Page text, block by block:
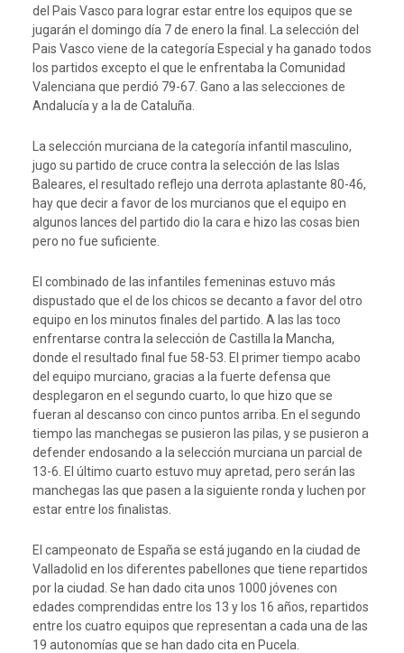
del Pais Vasco para lograr estar entre los equipos que se
jugarán el domingo día 7 de enero la final. La selección del
Pais Vasco viene de la categoría Especial y ha ganado todos
los partidos excepto el que le enfrentaba la Comunidad
Valenciana que perdió 79-67. Gano a las selecciones de
Andalucía y a la de Cataluña.
La selección murciana de la categoría infantil masculino,
jugo su partido de cruce contra la selección de las Islas
Baleares, el resultado reflejo una derrota aplastante 80-46,
hay que decir a favor de los murcianos que el equipo en
algunos lances del partido dio la cara e hizo las cosas bien
pero no fue suficiente.
El combinado de las infantiles femeninas estuvo más
dispustado que el de los chicos se decanto a favor del otro
equipo en los minutos finales del partido. A las las toco
enfrentarse contra la selección de Castilla la Mancha,
donde el resultado final fue 58-53. El primer tiempo acabo
del equipo murciano, gracias a la fuerte defensa que
desplegaron en el segundo cuarto, lo que hizo que se
fueran al descanso con cinco puntos arriba. En el segundo
tiempo las manchegas se pusieron las pilas, y se pusieron a
defender endosando a la selección murciana un parcial de
13-6. El último cuarto estuvo muy apretad, pero serán las
manchegas las que pasen a la siguiente ronda y luchen por
estar entre los finalistas.
El campeonato de España se está jugando en la ciudad de
Valladolid en los diferentes pabellones que tiene repartidos
por la ciudad. Se han dado cita unos 1000 jóvenes con
edades comprendidas entre los 13 y los 16 años, repartidos
entre los cuatro equipos que representan a cada una de las
19 autonomías que se han dado cita en Pucela.